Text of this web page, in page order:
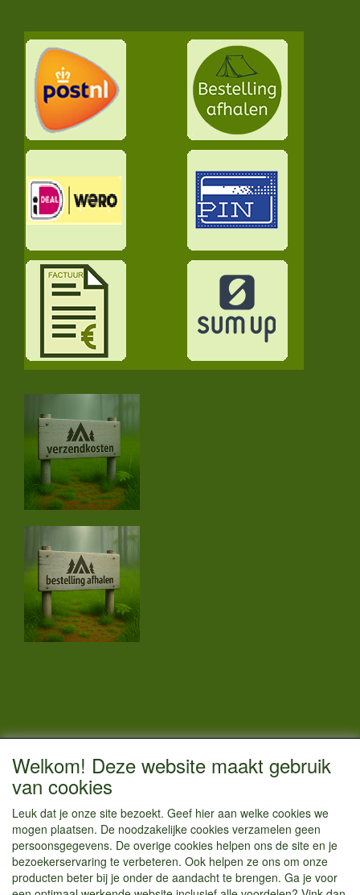
CONTACTGEGEVENS
Vestigingsadres:
Hoofdweg 36
1433 JW Kudelstaart
info@kamperenenzo.nl
Tel : 06 125 82 112
Welkom! Deze website maakt gebruik
van cookies
Leuk dat je onze site bezoekt. Geef hier aan welke cookies we
mogen plaatsen. De noodzakelijke cookies verzamelen geen
persoonsgegevens. De overige cookies helpen ons de site en je
bezoekerservaring te verbeteren. Ook helpen ze ons om onze
producten beter bij je onder de aandacht te brengen. Ga je voor